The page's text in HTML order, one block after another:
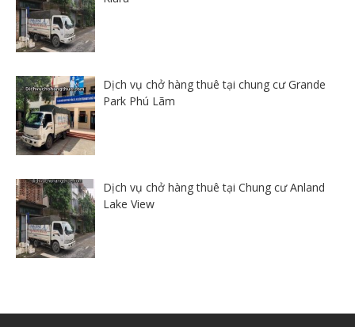
Dịch vụ chở hàng thuê tại chung cư Grande
Park Phú Lãm
Dịch vụ chở hàng thuê tại Chung cư Anland
Lake View